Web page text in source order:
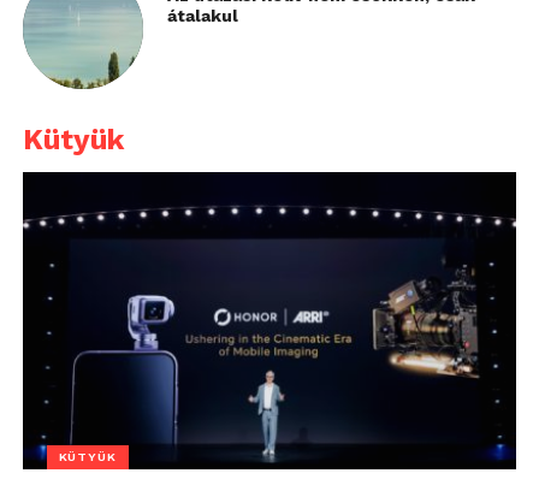
átalakul
Kütyük
KÜTYÜK